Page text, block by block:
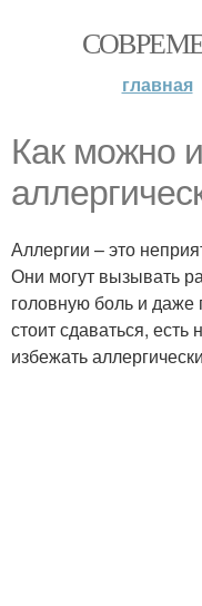
главная
Как можно
Аллергии – это
Они могут вызывать
головную боль и
стоит сдаваться,
избежать